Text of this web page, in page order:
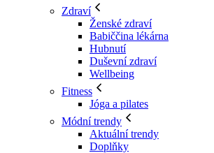
Zdraví
Ženské zdraví
Babiččina lékárna
Hubnutí
Duševní zdraví
Wellbeing
Fitness
Jóga a pilates
Módní trendy
Aktuální trendy
Doplňky